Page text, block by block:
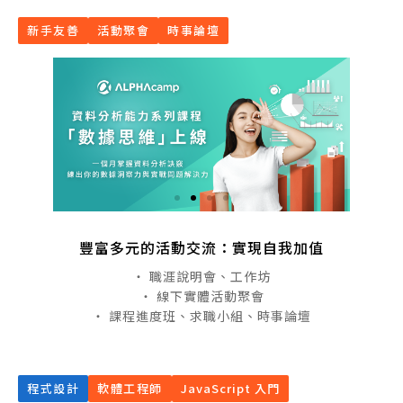
新手友善 活動聚會 時事論壇
豐富多元的活動交流：實現自我加值
・ 職涯說明會、工作坊
・ 線下實體活動聚會
・ 課程進度班、求職小組、時事論壇
程式設計 軟體工程師 JavaScript 入門